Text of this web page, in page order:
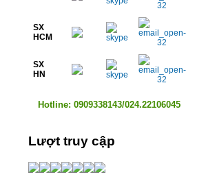
SX
HCM
SX
HN
Hotline: 0909338143/024.22106045
Lượt truy cập